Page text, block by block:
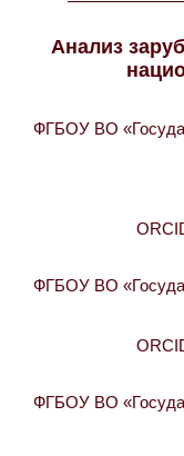
Анализ
ФГБОУ ВО
ФГБОУ ВО
ФГБОУ ВО